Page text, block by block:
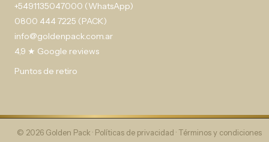
+5491135047000 (WhatsApp)
0800 444 7225 (PACK)
info@goldenpack.com.ar
4,9 ★ Google reviews
Puntos de retiro
© 2026 Golden Pack · Políticas de privacidad · Términos y condiciones